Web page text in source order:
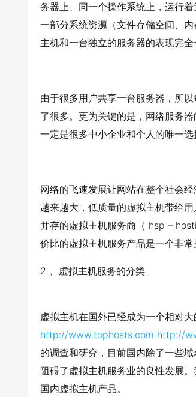
务器上、同一个操作系统上，运行
一部分系统资源（文件存储空间、
主机和一台独立的服务器的表现完全
由于很多用户共享一台服务器，所
了很多。更为关键的是，网络服务
一定是很多中小企业和个人的唯一选
网络的飞速发展让网站在整个社会
越来越大，低质量的虚拟主机带给
并存的虚拟主机服务商（ hsp –
价比的虚拟主机服务产品是一个非常
2 、虚拟主机服务的分类
虚拟主机在国外已经成为一个相对
http://www.tophosts.com http://
的调查和研究，目前国内除了一些
阻碍了虚拟主机服务业的良性发展
国内虚拟主机产品。